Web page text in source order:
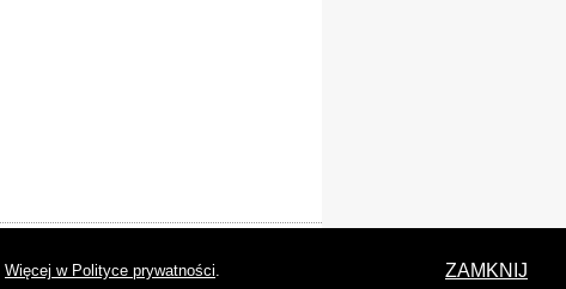
Więcej w Polityce prywatności. ZAMKNIJ